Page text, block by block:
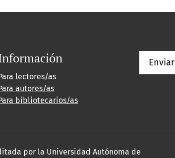
lectores/as
autores/as
bibliotecarios/as
por la Universidad Autónoma de